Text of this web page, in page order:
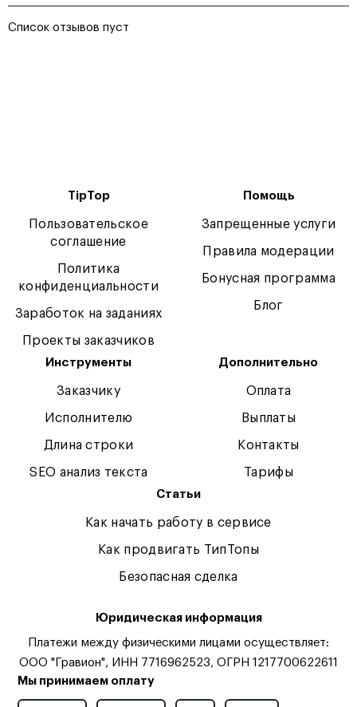
Список отзывов пуст
TipTop
Пользовательское
соглашение
Политика
конфиденциальности
Заработок на заданиях
Проекты заказчиков
Помощь
Запрещенные услуги
Правила модерации
Бонусная программа
Блог
Инструменты
Заказчику
Исполнителю
Длина строки
SEO анализ текста
Дополнительно
Оплата
Выплаты
Контакты
Тарифы
Статьи
Как начать работу в сервисе
Как продвигать ТипТопы
Безопасная сделка
Юридическая информация
Платежи между физическими лицами осуществляет:
ООО "Гравион", ИНН 7716962523, ОГРН 1217700622611
Мы принимаем оплату